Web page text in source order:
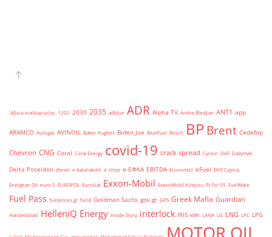
'άδεια κυκλοφορίας 1202 2030 2035 adblue ADR Alpha TV Andre Bledjian ANT1 app
ARAMCO Autogas AVINOIL Baker Hughes Biden Joe BlueFuel Bosch BPBrent Cedefop
Chevron CNG Coral Coral Energy covid-19 crack spread Cyclon DAF Dailymail
Delta Poseidon diesel e-katanalotis e-shop e-ΕΦΚΑ EBITDA Economist eFuel EKO Cyprus
Energean Oil euro 5 EUROPOL Eurostat Exxon-Mobil ExxonMobil Κύπρου fit for 55 FuelMate
Fuel Pass fuelprices.gr fund Goldman Sachs gov.gr GPS Greek Mafia Guardian
Handelsblatt HelleniQ Energy Inside Story interlock IRIS kWh LANA LG LNG LPC LPG